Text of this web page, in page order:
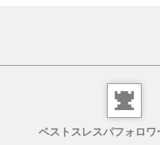
ベストスレスパフォロワ